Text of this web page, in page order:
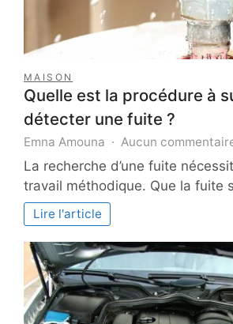
MAISON
Quelle est la procédure à
détecter une fuite ?
Emna Amouna Aucun
La recherche d’une fuite
travail méthodique. Que la fuite
Lire l'article